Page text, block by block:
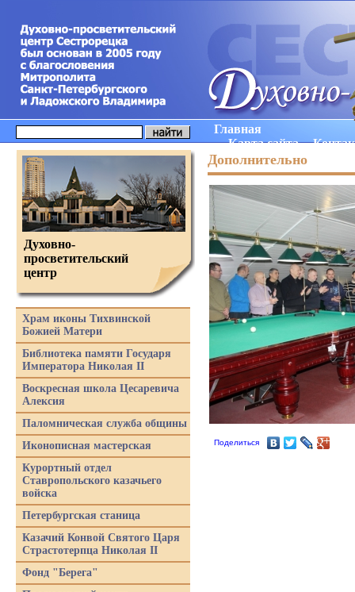
Главная
Карта сайта
Дополнительно
Поделиться
Духовно-
просветительский
центр
Храм иконы Тихвинской
Божией Матери
Библиотека памяти Государя
Императора Николая II
Воскресная школа Цесаревича
Алексия
Паломническая служба общины
Иконописная мастерская
Курортный отдел
Ставропольского казачьего
войска
Петербургская станица
Казачий Конвой Святого Царя
Страстотерпца Николая II
Фонд "Берега"